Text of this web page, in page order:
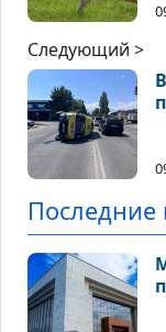
Следующий >
Последние